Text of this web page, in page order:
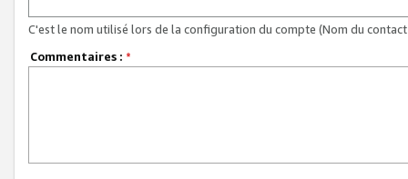
C'est le nom utilisé lors de la configuration du compte (Nom du
Commentaires : *